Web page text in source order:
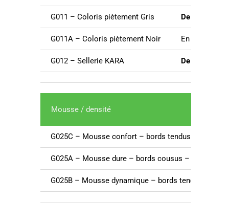
G011 – Coloris piètement Gris De série
G011A – Coloris piètement Noir En option
G012 – Sellerie KARA De série
Mousse / densité
G025C – Mousse confort – bords tendus –
G025A – Mousse dure – bords cousus – épaisseur
G025B – Mousse dynamique – bords tendus –